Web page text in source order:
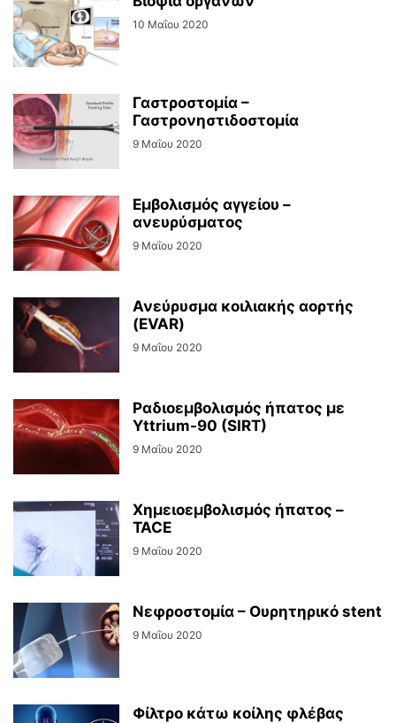
10 Μαΐου 2020
Γαστροστομία –
Γαστρονηστιδοστομία
9 Μαΐου 2020
Εμβολισμός αγγείου –
ανευρύσματος
9 Μαΐου 2020
Ανεύρυσμα κοιλιακής αορτής
(EVAR)
9 Μαΐου 2020
Ραδιοεμβολισμός ήπατος με
Yttrium-90 (SIRT)
9 Μαΐου 2020
Χημειοεμβολισμός ήπατος –
TACE
9 Μαΐου 2020
Νεφροστομία – Ουρητηρικό stent
9 Μαΐου 2020
Φίλτρο κάτω κοίλης φλέβας